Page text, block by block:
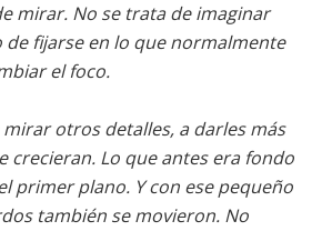
mirar. No se trata de imaginar
de fijarse en lo que normalmente
el foco.
mirar otros detalles, a darles más
crecieran. Lo que antes era fondo
primer plano. Y con ese pequeño
también se movieron. No